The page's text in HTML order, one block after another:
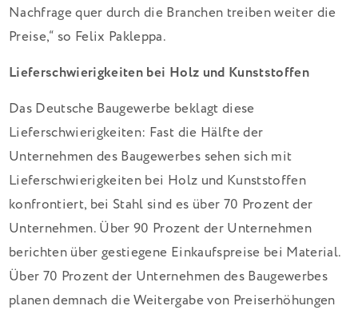
Nachfrage quer durch die Branchen treiben weiter die
Preise,“ so Felix Pakleppa.
Lieferschwierigkeiten bei Holz und Kunststoffen
Das Deutsche Baugewerbe beklagt diese
Lieferschwierigkeiten: Fast die Hälfte der
Unternehmen des Baugewerbes sehen sich mit
Lieferschwierigkeiten bei Holz und Kunststoffen
konfrontiert, bei Stahl sind es über 70 Prozent der
Unternehmen. Über 90 Prozent der Unternehmen
berichten über gestiegene Einkaufspreise bei Material.
Über 70 Prozent der Unternehmen des Baugewerbes
planen demnach die Weitergabe von Preiserhöhungen